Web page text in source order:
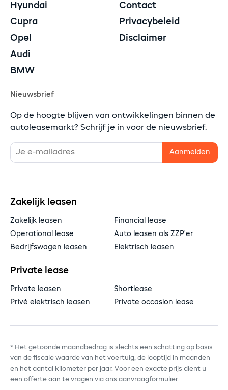
Hyundai
Cupra
Opel
Audi
BMW
Contact
Privacybeleid
Disclaimer
Nieuwsbrief
Op de hoogte blijven van ontwikkelingen binnen de
autoleasemarkt? Schrijf je in voor de nieuwsbrief.
Zakelijk leasen
Zakelijk leasen
Financial lease
Operational lease
Auto leasen als ZZP'er
Bedrijfswagen leasen
Elektrisch leasen
Private lease
Private leasen
Shortlease
Privé elektrisch leasen
Private occasion lease
* Het getoonde maandbedrag is slechts een schatting op basis
van de fiscale waarde van het voertuig, de looptijd in maanden
en het aantal kilometer per jaar. Voor een exacte prijs dient u
een offerte aan te vragen via ons aanvraagformulier.